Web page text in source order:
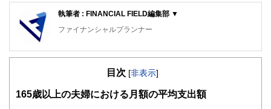
執筆者 : FINANCIAL FIELD編集部 ▼
ファイナンシャルプランナー
FinancialField編集部は、金融、経済に関する記事を、日々
知識がない方でも理解できるようわかりやすく発信していま
目次 [非表示]
165歳以上の夫婦における月額の平均支出額